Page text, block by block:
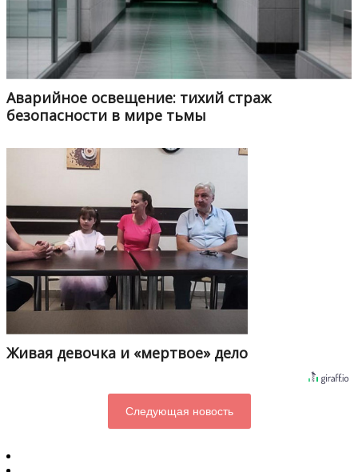
Аварийное освещение: тихий страж
безопасности в мире тьмы
Живая девочка и «мертвое» дело
Следующая новость